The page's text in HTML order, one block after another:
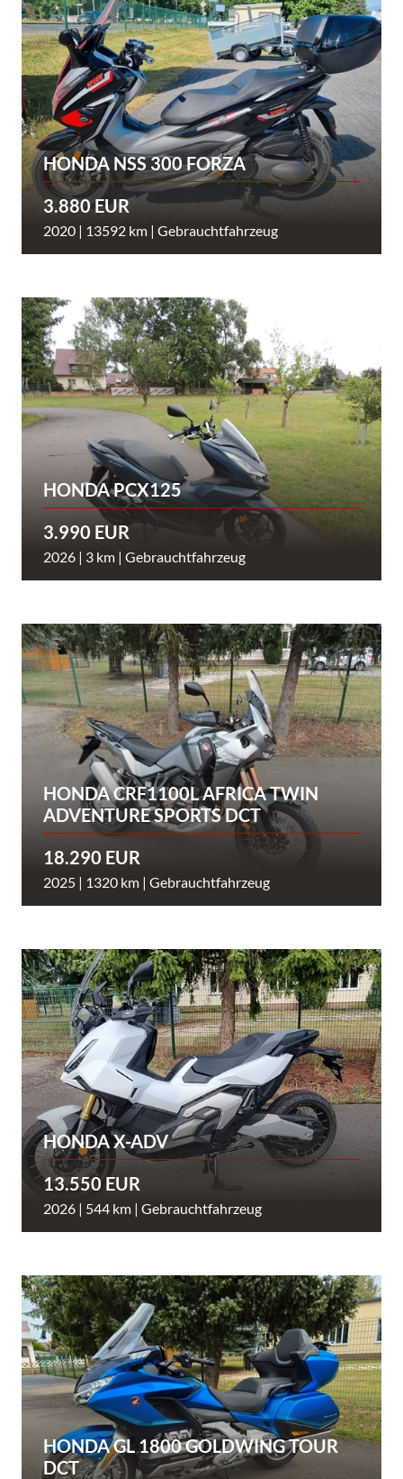
HONDA NSS 300 FORZA
3.880 EUR
2020 | 13592 km | Gebrauchtfahrzeug
HONDA PCX125
3.990 EUR
2026 | 3 km | Gebrauchtfahrzeug
HONDA CRF1100L AFRICA TWIN
ADVENTURE SPORTS DCT
18.290 EUR
2025 | 1320 km | Gebrauchtfahrzeug
HONDA X-ADV
13.550 EUR
2026 | 544 km | Gebrauchtfahrzeug
HONDA GL 1800 GOLDWING TOUR
DCT